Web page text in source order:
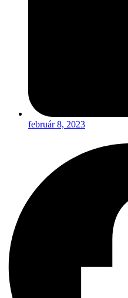
február 8, 2023